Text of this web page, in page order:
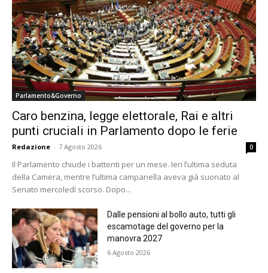
Parlamento&Governo
Caro benzina, legge elettorale, Rai e altri
punti cruciali in Parlamento dopo le ferie
Redazione - 7 Agosto 2026 0
Il Parlamento chiude i battenti per un mese. Ieri l’ultima seduta
della Camera, mentre l’ultima campanella aveva già suonato al
Senato mercoledì scorso. Dopo...
Dalle pensioni al bollo auto, tutti gli
escamotage del governo per la
manovra 2027
6 Agosto 2026